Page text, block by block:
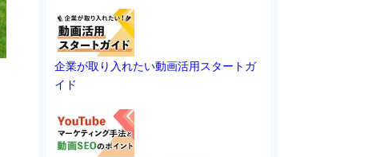
企業が取り入れたい動画活用スタートガ
イド